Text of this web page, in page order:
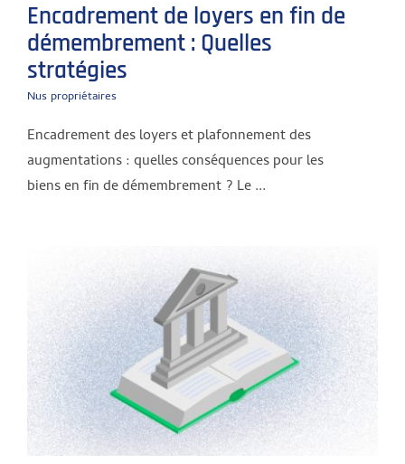
Encadrement de loyers en fin de
démembrement : Quelles
stratégies
Nus propriétaires
Encadrement des loyers et plafonnement des
augmentations : quelles conséquences pour les
biens en fin de démembrement ? Le ...